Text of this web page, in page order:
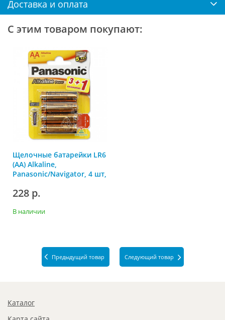
Доставка и оплата
С этим товаром покупают:
Щелочные батарейки LR6
(AA) Alkaline,
Panasonic/Navigator, 4 шт,
228 р.
В наличии
Предыдущий товар Следующий товар
Каталог